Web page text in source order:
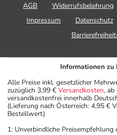
Einnahme vergessen?
Setzen Sie die Einnahme zum
Zeitpunkt ganz normal (also
Generell gilt: Achten Sie vor
Kleinkindern und älteren
gewissenhafte Dosierung. Im
Ihren Arzt oder Apotheker
oder Vorsichtsmaßnahmen.
AGB Widerrufsbelehrung
Impressum
Datenschutz
Informationen zu
Alle Preise inkl. gesetzlicher
zuzüglich 3,99 € Versandkosten,
versandkostenfrei innerhalb
(Lieferung nach Österreich: 4,95 €
Bestellwert)
1: Unverbindliche Preisempfehlung